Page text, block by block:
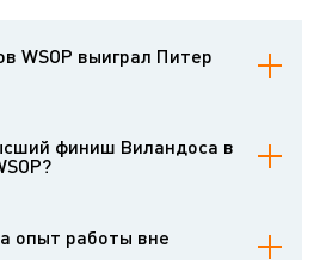
WSOP выиграл Питер
финиш Виландоса в
500.
опыт работы вне